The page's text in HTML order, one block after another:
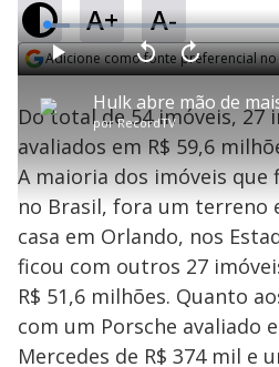
A+ A-
Adicione como fonte preferencial
P
l
a
y
porRecordTV
P V
l
t
a
r
1
0
e
g
n
d
s
A
n
ç
a
r
1
s
e
u
n
M
u
d
o
L
o
a
d
e
.
8
0
%
Do total de 54 imóveis, 27
avaliados em R$ 59,6
A maioria dos imóveis que
no Brasil, fora um terreno
casa em Orlando, nos
ficou com outros 27
R$ 51,6 milhões. Quanto
com um Porsche avaliado
Mercedes de R$ 374 mil e